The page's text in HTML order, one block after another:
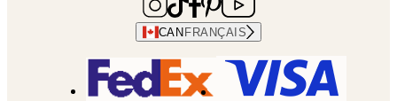
CAN FRANÇAIS